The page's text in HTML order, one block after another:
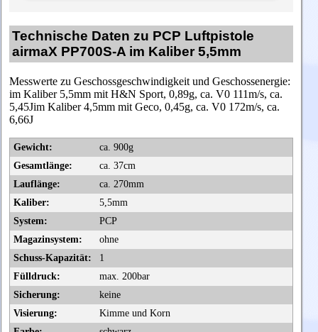
Technische Daten zu PCP Luftpistole
airmaX PP700S-A im Kaliber 5,5mm
Messwerte zu Geschossgeschwindigkeit und Geschossenergie:
im Kaliber 5,5mm mit H&N Sport, 0,89g, ca. V0 111m/s, ca.
5,45Jim Kaliber 4,5mm mit Geco, 0,45g, ca. V0 172m/s, ca.
6,66J
Gewicht:
ca. 900g
Gesamtlänge:
ca. 37cm
Lauflänge:
ca. 270mm
Kaliber:
5,5mm
System:
PCP
Magazinsystem:
ohne
Schuss-Kapazität:
1
Fülldruck:
max. 200bar
Sicherung:
keine
Visierung:
Kimme und Korn